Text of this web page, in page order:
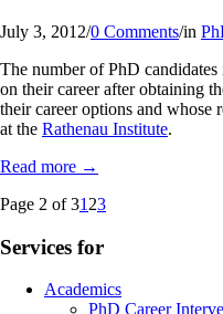
July 3, 2012/0 Comments/in
The number of PhD
on their career after obtaining
their career options and
at the Rathenau Institute.
Read more →
Page 2 of 31 23
Services for
Academics
PhD Career